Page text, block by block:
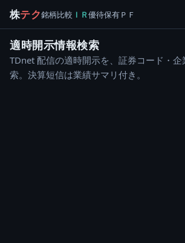
株テク銘柄比較 ＩＲ優待保有ＰＦ
適時開示情報検索
TDnet 配信の適時開示を、証券コード・
索。決算短信は業績サマリ付き。